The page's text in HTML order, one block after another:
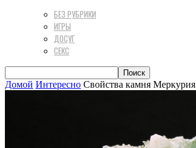
БЕЗ РУБРИКИ
ИГРЫ
ДОСУГ
СЕКС
Домой Интересно Свойства камня Меркурия